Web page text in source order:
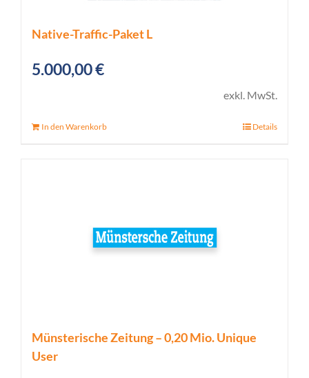
Native-Traffic-Paket L
5.000,00€
exkl. MwSt.
In den Warenkorb Details
Münsterische Zeitung – 0,20 Mio. Unique
User